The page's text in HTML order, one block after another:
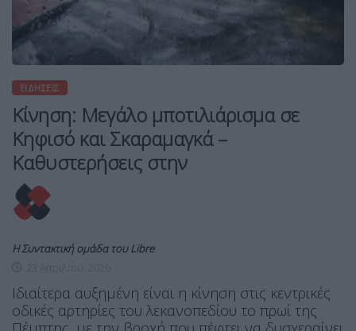
ΕΙΔΉΣΕΙΣ
Κίνηση: Μεγάλο μποτιλιάρισμα σε
Κηφισό και Σκαραμαγκά –
Καθυστερήσεις στην
Η Συντακτική ομάδα του Libre
Ιδιαίτερα αυξημένη είναι η κίνηση στις κεντρικές
οδικές αρτηρίες του λεκανοπεδίου το πρωί της